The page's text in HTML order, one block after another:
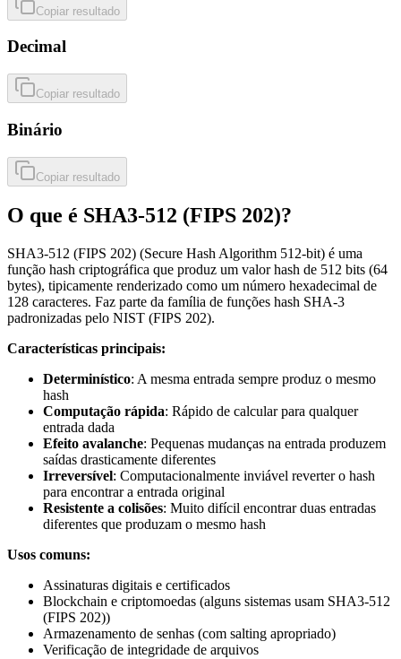
Copiar resultado
Decimal
Copiar resultado
Binário
Copiar resultado
O que é SHA3-512 (FIPS 202)?
SHA3-512 (FIPS 202) (Secure Hash Algorithm 512-bit) é uma
função hash criptográfica que produz um valor hash de 512 bits (64
bytes), tipicamente renderizado como um número hexadecimal de
128 caracteres. Faz parte da família de funções hash SHA-3
padronizadas pelo NIST (FIPS 202).
Características principais:
Determinístico: A mesma entrada sempre produz o mesmo
hash
Computação rápida: Rápido de calcular para qualquer
entrada dada
Efeito avalanche: Pequenas mudanças na entrada produzem
saídas drasticamente diferentes
Irreversível: Computacionalmente inviável reverter o hash
para encontrar a entrada original
Resistente a colisões: Muito difícil encontrar duas entradas
diferentes que produzam o mesmo hash
Usos comuns:
Assinaturas digitais e certificados
Blockchain e criptomoedas (alguns sistemas usam SHA3-512
(FIPS 202))
Armazenamento de senhas (com salting apropriado)
Verificação de integridade de arquivos